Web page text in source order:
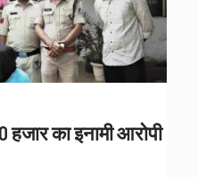
का इनामी आरोपी